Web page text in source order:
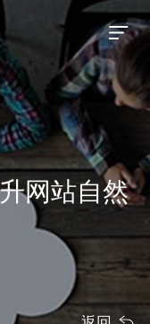
我们
案例
网站自然